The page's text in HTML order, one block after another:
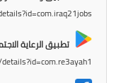
تطبيق الرعاية